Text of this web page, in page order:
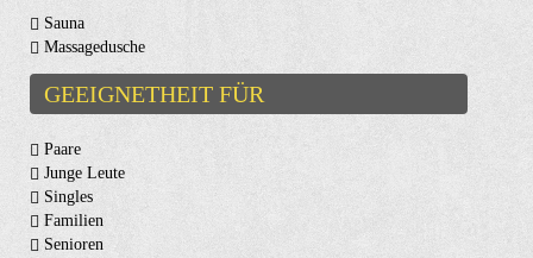
Sauna
Massagedusche
GEEIGNETHEIT FÜR
Paare
Junge Leute
Singles
Familien
Senioren